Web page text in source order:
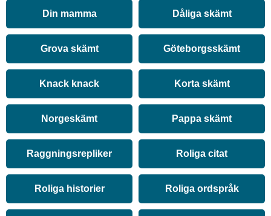
Din mamma Dåliga skämt
Grova skämt Göteborgsskämt
Knack knack Korta skämt
Norgeskämt Pappa skämt
Raggningsrepliker Roliga citat
Roliga historier Roliga ordspråk